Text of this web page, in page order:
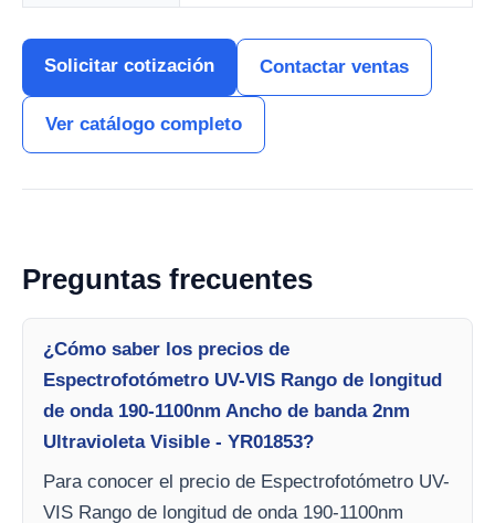
Solicitar cotización Contactar ventas
Ver catálogo completo
Preguntas frecuentes
¿Cómo saber los precios de
Espectrofotómetro UV-VIS Rango de longitud
de onda 190-1100nm Ancho de banda 2nm
Ultravioleta Visible - YR01853?
Para conocer el precio de Espectrofotómetro UV-
VIS Rango de longitud de onda 190-1100nm